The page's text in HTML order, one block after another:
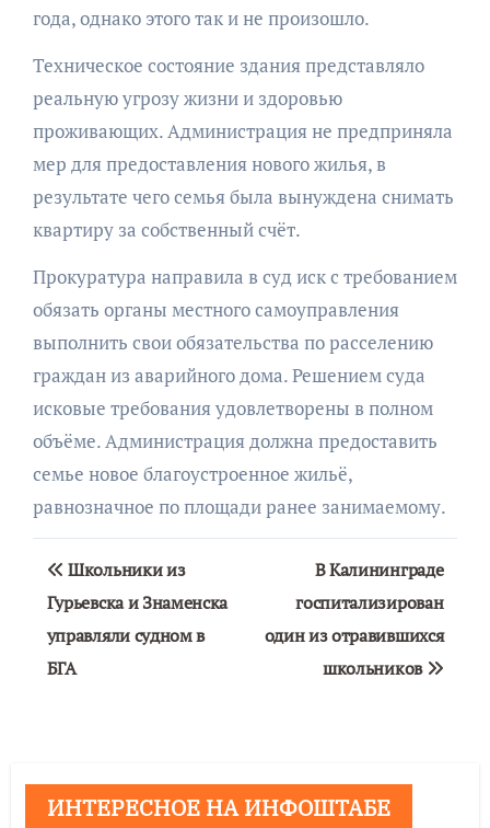
года, однако этого так и не произошло.
Техническое состояние здания представляло
реальную угрозу жизни и здоровью
проживающих. Администрация не предприняла
мер для предоставления нового жилья, в
результате чего семья была вынуждена снимать
квартиру за собственный счёт.
Прокуратура направила в суд иск с требованием
обязать органы местного самоуправления
выполнить свои обязательства по расселению
граждан из аварийного дома. Решением суда
исковые требования удовлетворены в полном
объёме. Администрация должна предоставить
семье новое благоустроенное жильё,
равнозначное по площади ранее занимаемому.
Навигация
по
записям
Школьники из
Гурьевска и Знаменска
управляли судном в
БГА
В Калининграде
госпитализирован
один из отравившихся
школьников
ИНТЕРЕСНОЕ НА ИНФОШТАБЕ